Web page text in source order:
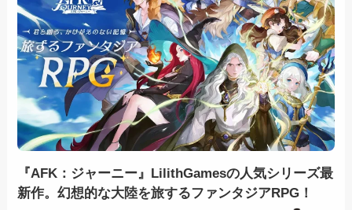
『AFK：ジャーニー』LilithGamesの人気シリーズ最
新作。幻想的な大陸を旅するファンタジアRPG！